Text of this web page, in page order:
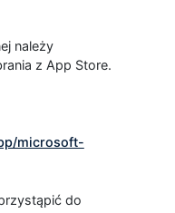
należy
z App Store.
microsoft-
do